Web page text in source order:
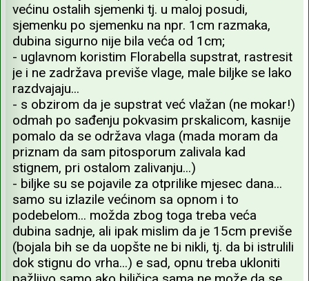
većinu ostalih sjemenki tj. u maloj posudi,
sjemenku po sjemenku na npr. 1cm razmaka,
dubina sigurno nije bila veća od 1cm;
- uglavnom koristim Florabella supstrat, rastresit
je i ne zadržava previše vlage, male biljke se lako
razdvajaju...
- s obzirom da je supstrat već vlažan (ne mokar!)
odmah po sađenju pokvasim prskalicom, kasnije
pomalo da se održava vlaga (mada moram da
priznam da sam pitosporum zalivala kad
stignem, pri ostalom zalivanju...)
- biljke su se pojavile za otprilike mjesec dana...
samo su izlazile većinom sa opnom i to
podebelom... možda zbog toga treba veća
dubina sadnje, ali ipak mislim da je 15cm previše
(bojala bih se da uopšte ne bi nikli, tj. da bi istrulili
dok stignu do vrha...) e sad, opnu treba ukloniti